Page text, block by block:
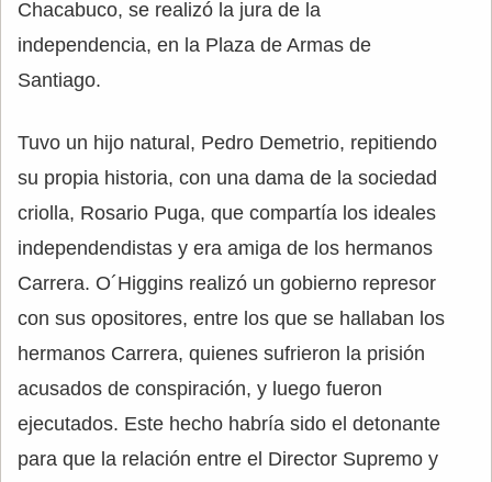
Chacabuco, se realizó la jura de la
independencia, en la Plaza de Armas de
Santiago.
Tuvo un hijo natural, Pedro Demetrio, repitiendo
su propia historia, con una dama de la sociedad
criolla, Rosario Puga, que compartía los ideales
independendistas y era amiga de los hermanos
Carrera. O´Higgins realizó un gobierno represor
con sus opositores, entre los que se hallaban los
hermanos Carrera, quienes sufrieron la prisión
acusados de conspiración, y luego fueron
ejecutados. Este hecho habría sido el detonante
para que la relación entre el Director Supremo y